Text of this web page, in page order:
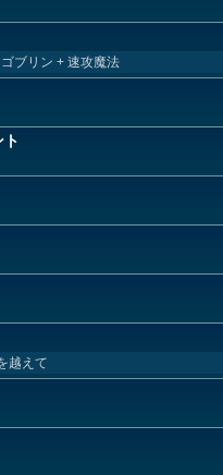
ブリン + 速攻魔法
ト
越えて